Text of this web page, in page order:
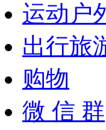
运动户
出行旅
购物
微 信 群